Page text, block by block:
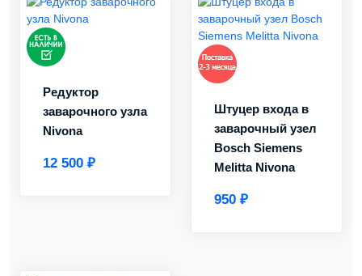
Редуктор
заварочного узла
Nivona
12 500 ₽
Штуцер входа в
заварочный узел
Bosch Siemens
Melitta Nivona
950 ₽